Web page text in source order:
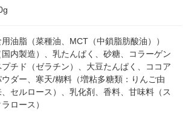
用油脂（菜種油、MCT（中鎖脂肪酸油））
国内製造）、乳たんぱく、砂糖、コラーゲン
プチド（ゼラチン）、大豆たんぱく、ココア
ウダー、寒天/糊料（増粘多糖類：りんご由
、セルロース）、乳化剤、香料、甘味料（ス
ロース）